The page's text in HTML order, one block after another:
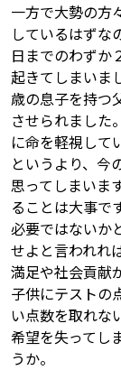
一方で大勢の方
しているはずな
日までのわずか
起きてしまいま
歳の息子を持つ
させられました
に命を軽視して
というより、今
思ってしまいま
ることは大事で
必要ではないか
せよと言われれ
満足や社会貢献
子供にテストの
い点数を取れな
希望を失ってし
うか。